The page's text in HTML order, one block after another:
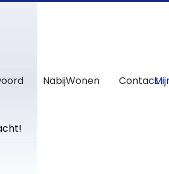
NabijWonen Contact